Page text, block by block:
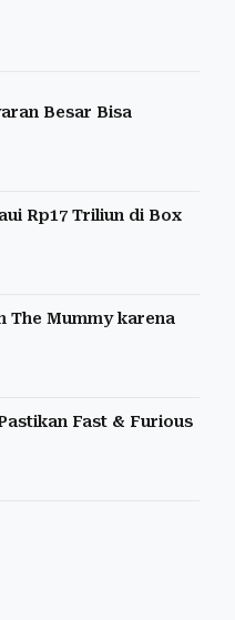
Besar Bisa
Rp17 Triliun di Box
The Mummy karena
Fast & Furious